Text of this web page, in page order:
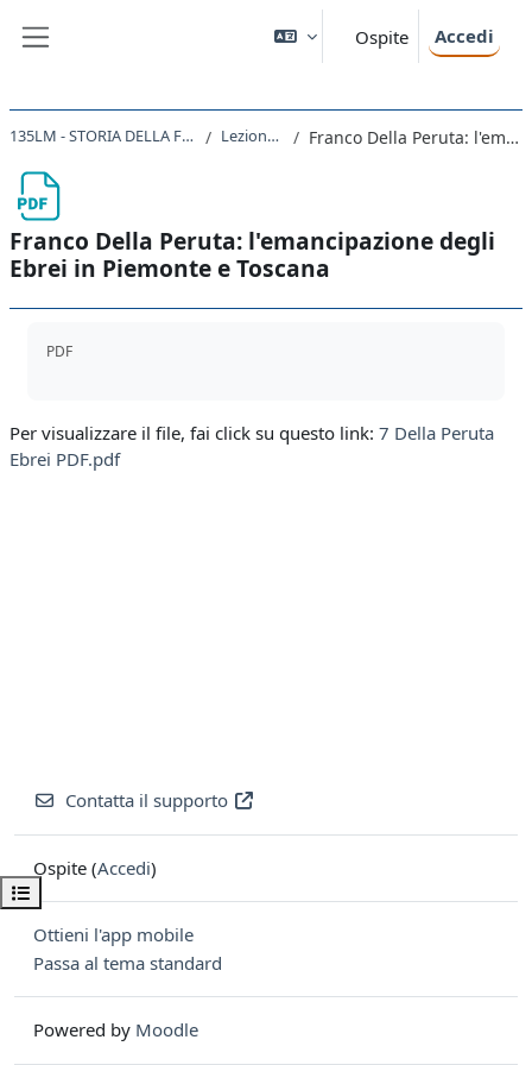
Ospite Accedi
Apri indice del corso
135LM - STORIA DELLA FORMAZIONE DEGLI STATI NAZIONALI NEL XIX SECOLO 2019 Lezione 10. Il 1848 in Italia Franco Della Peruta: l'emancipazione degli Ebrei in Piemonte e Toscana
Franco Della Peruta: l'emancipazione degli
Ebrei in Piemonte e Toscana
PDF
Per visualizzare il file, fai click su questo link: 7 Della Peruta
Ebrei PDF.pdf
Contatta il supporto
Ospite (Accedi)
Ottieni l'app mobile
Passa al tema standard
Powered by Moodle